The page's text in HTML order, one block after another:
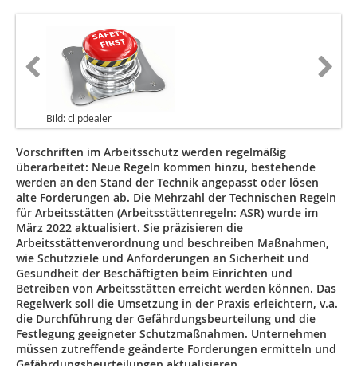
Bild: clipdealer
Vorschriften im Arbeitsschutz werden regelmäßig
überarbeitet: Neue Regeln kommen hinzu, bestehende
werden an den Stand der Technik angepasst oder lösen
alte Forderungen ab. Die Mehrzahl der Technischen Regeln
für Arbeitsstätten (Arbeitsstättenregeln: ASR) wurde im
März 2022 aktualisiert. Sie präzisieren die
Arbeitsstättenverordnung und beschreiben Maßnahmen,
wie Schutzziele und Anforderungen an Sicherheit und
Gesundheit der Beschäftigten beim Einrichten und
Betreiben von Arbeitsstätten erreicht werden können. Das
Regelwerk soll die Umsetzung in der Praxis erleichtern, v.a.
die Durchführung der Gefährdungsbeurteilung und die
Festlegung geeigneter Schutzmaßnahmen. Unternehmen
müssen zutreffende geänderte Forderungen ermitteln und